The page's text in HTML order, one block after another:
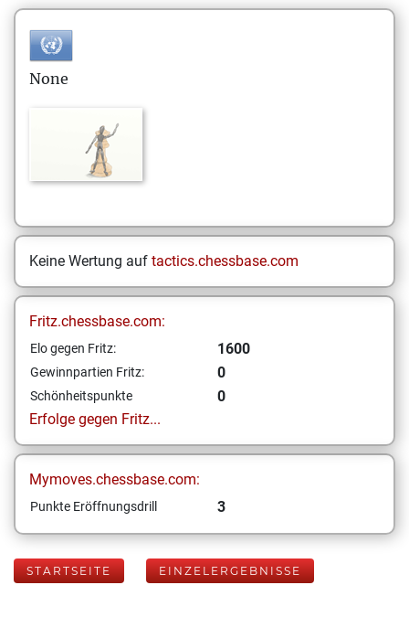
None
Keine Wertung auf tactics.chessbase.com
Fritz.chessbase.com:
Elo gegen Fritz: 1600
Gewinnpartien Fritz: 0
Schönheitspunkte
0
Erfolge gegen Fritz...
Mymoves.chessbase.com:
Punkte Eröffnungsdrill 3
STARTSEITE EINZELERGEBNISSE